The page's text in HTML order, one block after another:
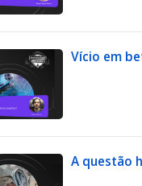
Vício em
A questão